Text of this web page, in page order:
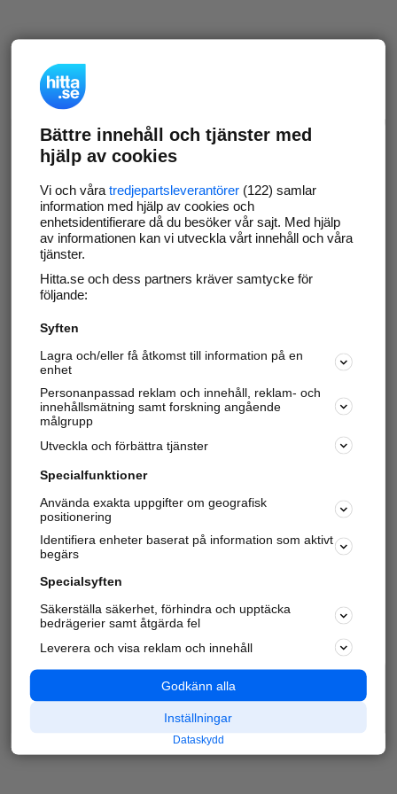
Bättre innehåll och tjänster med
hjälp av cookies
Vi och våra tredjepartsleverantörer(122) samlar
information med hjälp av cookies och
enhetsidentifierare då du besöker vår sajt. Med hjälp
av informationen kan vi utveckla vårt innehåll och våra
tjänster.
Hitta.se och dess partners kräver samtycke för
följande:
Syften
Lagra och/eller få åtkomst till information på en
enhet
Personanpassad reklam och innehåll, reklam- och
innehållsmätning samt forskning angående
målgrupp
Utveckla och förbättra tjänster
Specialfunktioner
Använda exakta uppgifter om geografisk
positionering
Identifiera enheter baserat på information som aktivt
begärs
Specialsyften
Säkerställa säkerhet, förhindra och upptäcka
bedrägerier samt åtgärda fel
Leverera och visa reklam och innehåll
Godkänn alla
Inställningar
Dataskydd